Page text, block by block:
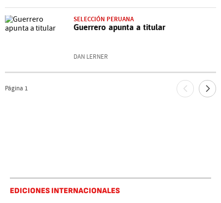
SELECCIÓN PERUANA
Guerrero apunta a titular
DAN LERNER
Página 1
EDICIONES INTERNACIONALES